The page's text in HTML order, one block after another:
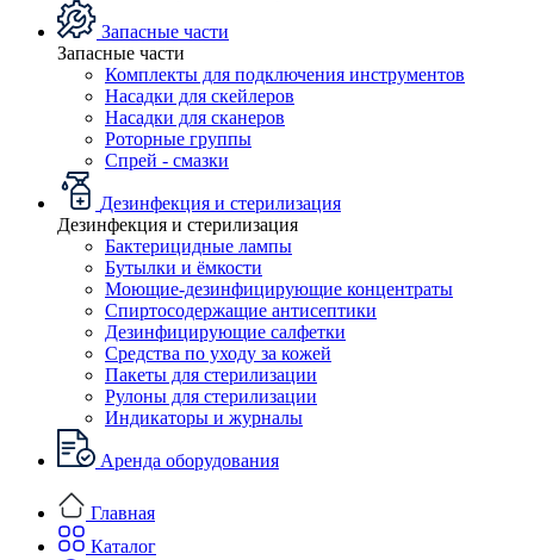
Запасные части
Запасные части
Комплекты для подключения инструментов
Насадки для скейлеров
Насадки для сканеров
Роторные группы
Спрей - смазки
Дезинфекция и стерилизация
Дезинфекция и стерилизация
Бактерицидные лампы
Бутылки и ёмкости
Моющие-дезинфицирующие концентраты
Спиртосодержащие антисептики
Дезинфицирующие салфетки
Средства по уходу за кожей
Пакеты для стерилизации
Рулоны для стерилизации
Индикаторы и журналы
Аренда оборудования
Главная
Каталог